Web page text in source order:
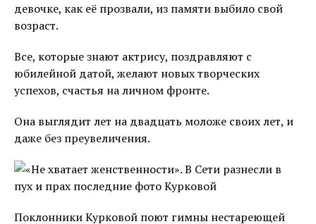
девочке, как её прозвали, из памяти выбило свой
возраст.
Все, которые знают актрису, поздравляют с
юбилейной датой, желают новых творческих
успехов, счастья на личном фронте.
Она выглядит лет на двадцать моложе своих лет, и
даже без преувеличения.
Поклонники Курковой поют гимны нестареющей